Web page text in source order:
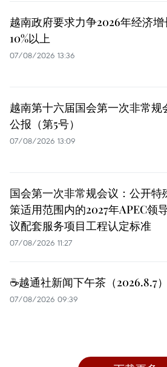
越南政府要求力争2026年经济增
10%以上
07/08/2026 13:36
越南第十六届国会第一次非常规
公报（第5号）
07/08/2026 13:09
国会第一次非常规会议：公开特
策适用范围内的2027年APEC领
议配套服务项目工程认定标准
07/08/2026 11:27
☕️越通社新闻下午茶（2026.8.7）
07/08/2026 09:39